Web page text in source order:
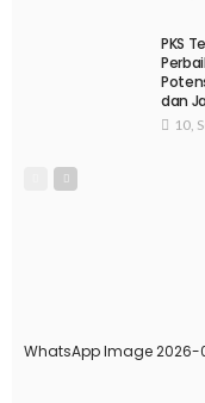
PKS
dan
10,
WhatsApp Image 2026-